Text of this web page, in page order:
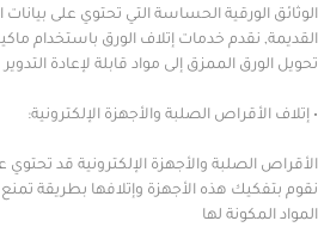
الحساسة التي تحتوي على بيانات العملاء,
خدمات إتلاف الورق باستخدام ماكينات
الممزق إلى مواد قابلة لإعادة التدوير
الصلبة والأجهزة الإلكترونية:
والأجهزة الإلكترونية قد تحتوي على
هذه الأجهزة وإتلافها بطريقة تمنع استرجاع
لها